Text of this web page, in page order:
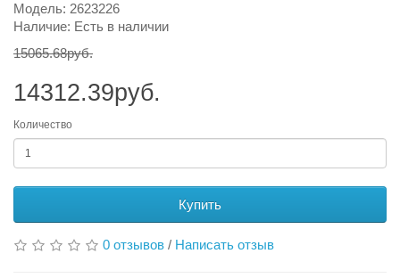
Модель: 2623226
Наличие: Есть в наличии
15065.68руб.
14312.39руб.
Количество
Купить
0 отзывов / Написать отзыв